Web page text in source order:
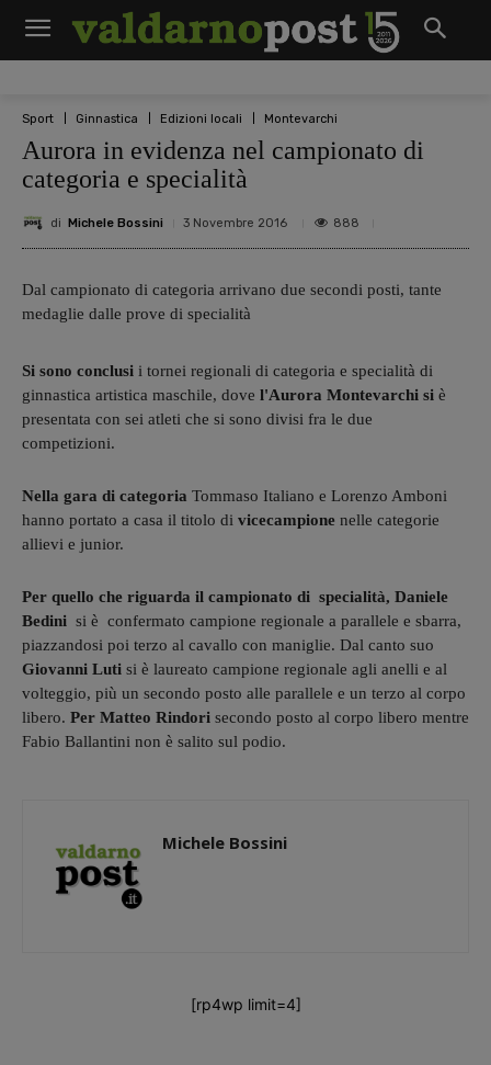
Sport Ginnastica Edizioni locali Montevarchi
Aurora in evidenza nel campionato di
categoria e specialità
di Michele Bossini 3 Novembre 2016 888
Dal campionato di categoria arrivano due secondi posti, tante
medaglie dalle prove di specialità
Si sono conclusi i tornei regionali di categoria e specialità di
ginnastica artistica maschile, dove l'Aurora Montevarchi si è
presentata con sei atleti che si sono divisi fra le due
competizioni.
Nella gara di categoria Tommaso Italiano e Lorenzo Amboni
hanno portato a casa il titolo di vicecampione nelle categorie
allievi e junior.
Per quello che riguarda il campionato di specialità, Daniele
Bedini si è confermato campione regionale a parallele e sbarra,
piazzandosi poi terzo al cavallo con maniglie. Dal canto suo
Giovanni Luti si è laureato campione regionale agli anelli e al
volteggio, più un secondo posto alle parallele e un terzo al corpo
libero. Per Matteo Rindori secondo posto al corpo libero mentre
Fabio Ballantini non è salito sul podio.
Michele Bossini
[rp4wp limit=4]